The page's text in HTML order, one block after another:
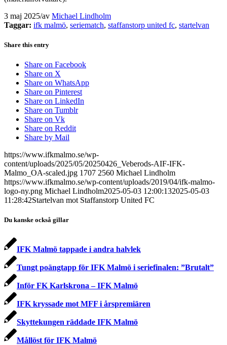
3 maj 2025/av Michael Lindholm
Taggar: ifk malmö, seriematch, staffanstorp united fc, startelvan
Share this entry
Share on Facebook
Share on X
Share on WhatsApp
Share on Pinterest
Share on LinkedIn
Share on Tumblr
Share on Vk
Share on Reddit
Share by Mail
https://www.ifkmalmo.se/wp-
content/uploads/2025/05/20250426_Veberods-AIF-IFK-
Malmo_OA-scaled.jpg 1707 2560 Michael Lindholm
https://www.ifkmalmo.se/wp-content/uploads/2019/04/ifk-malmo-
logo-ny.png Michael Lindholm2025-05-03 12:00:132025-05-03
11:28:42Startelvan mot Staffanstorp United FC
Du kanske också gillar
IFK Malmö tappade i andra halvlek
Tungt poängtapp för IFK Malmö i seriefinalen: ”Brutalt”
Inför FK Karlskrona – IFK Malmö
IFK kryssade mot MFF i årspremiären
Skyttekungen räddade IFK Malmö
Mållöst för IFK Malmö